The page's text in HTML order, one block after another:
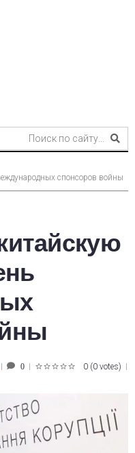
спонсоров войны
0 0 (0 votes)